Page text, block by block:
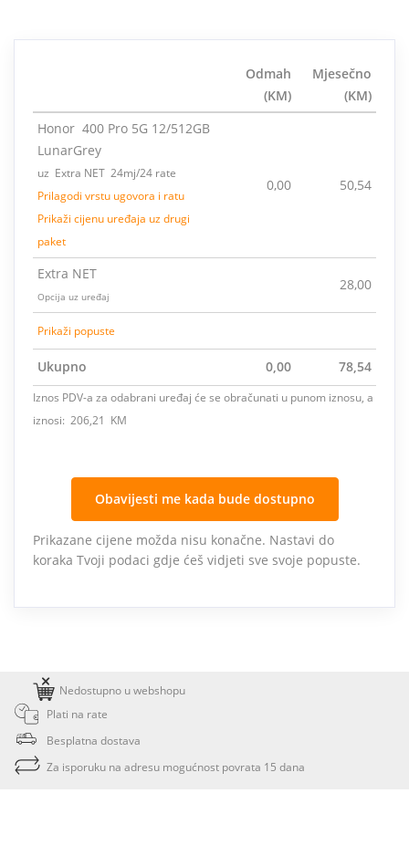
Odmah
(KM)
Mjesečno
(KM)
Honor 400 Pro 5G 12/512GB
LunarGrey
uz Extra NET 24mj/24 rate
Prilagodi vrstu ugovora i ratu
Prikaži cijenu uređaja uz drugi
paket
0,00 50,54
Extra NET
Opcija uz uređaj
28,00
Prikaži popuste
Ukupno 0,00 78,54
Iznos PDV-a za odabrani uređaj će se obračunati u punom iznosu, a
iznosi: 206,21 KM
Obavijesti me kada bude dostupno
Prikazane cijene možda nisu konačne. Nastavi do
koraka Tvoji podaci gdje ćeš vidjeti sve svoje popuste.
Nedostupno u webshopu
Plati na rate
Besplatna dostava
Za isporuku na adresu mogućnost povrata 15 dana